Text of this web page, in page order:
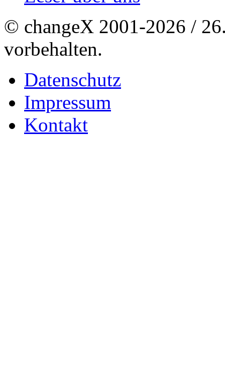
© changeX 2001-2026 /
vorbehalten.
Datenschutz
Impressum
Kontakt